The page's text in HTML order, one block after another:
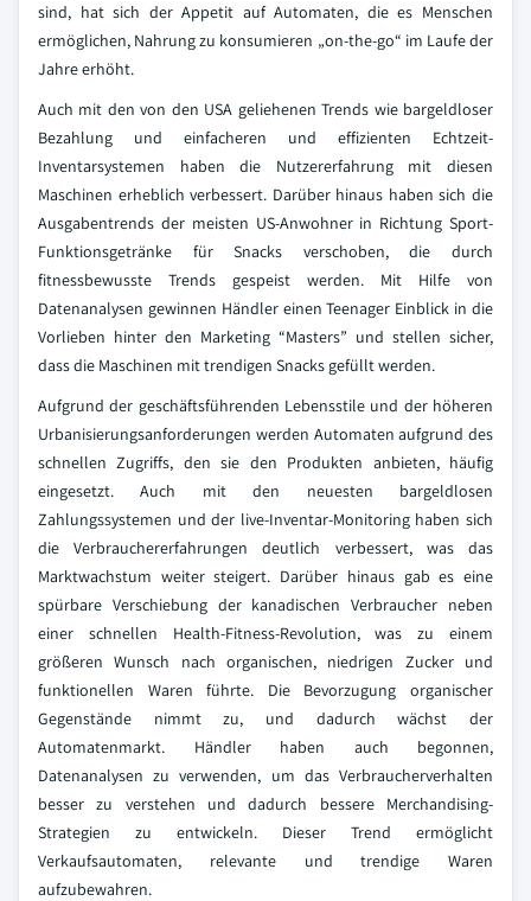
sind, hat sich der Appetit auf Automaten, die es Menschen
ermöglichen, Nahrung zu konsumieren „on-the-go“ im Laufe der
Jahre erhöht.
Auch mit den von den USA geliehenen Trends wie bargeldloser
Bezahlung und einfacheren und effizienten Echtzeit-
Inventarsystemen haben die Nutzererfahrung mit diesen
Maschinen erheblich verbessert. Darüber hinaus haben sich die
Ausgabentrends der meisten US-Anwohner in Richtung Sport-
Funktionsgetränke für Snacks verschoben, die durch
fitnessbewusste Trends gespeist werden. Mit Hilfe von
Datenanalysen gewinnen Händler einen Teenager Einblick in die
Vorlieben hinter den Marketing “Masters” und stellen sicher,
dass die Maschinen mit trendigen Snacks gefüllt werden.
Aufgrund der geschäftsführenden Lebensstile und der höheren
Urbanisierungsanforderungen werden Automaten aufgrund des
schnellen Zugriffs, den sie den Produkten anbieten, häufig
eingesetzt. Auch mit den neuesten bargeldlosen
Zahlungssystemen und der live-Inventar-Monitoring haben sich
die Verbrauchererfahrungen deutlich verbessert, was das
Marktwachstum weiter steigert. Darüber hinaus gab es eine
spürbare Verschiebung der kanadischen Verbraucher neben
einer schnellen Health-Fitness-Revolution, was zu einem
größeren Wunsch nach organischen, niedrigen Zucker und
funktionellen Waren führte. Die Bevorzugung organischer
Gegenstände nimmt zu, und dadurch wächst der
Automatenmarkt. Händler haben auch begonnen,
Datenanalysen zu verwenden, um das Verbraucherverhalten
besser zu verstehen und dadurch bessere Merchandising-
Strategien zu entwickeln. Dieser Trend ermöglicht
Verkaufsautomaten, relevante und trendige Waren
aufzubewahren.